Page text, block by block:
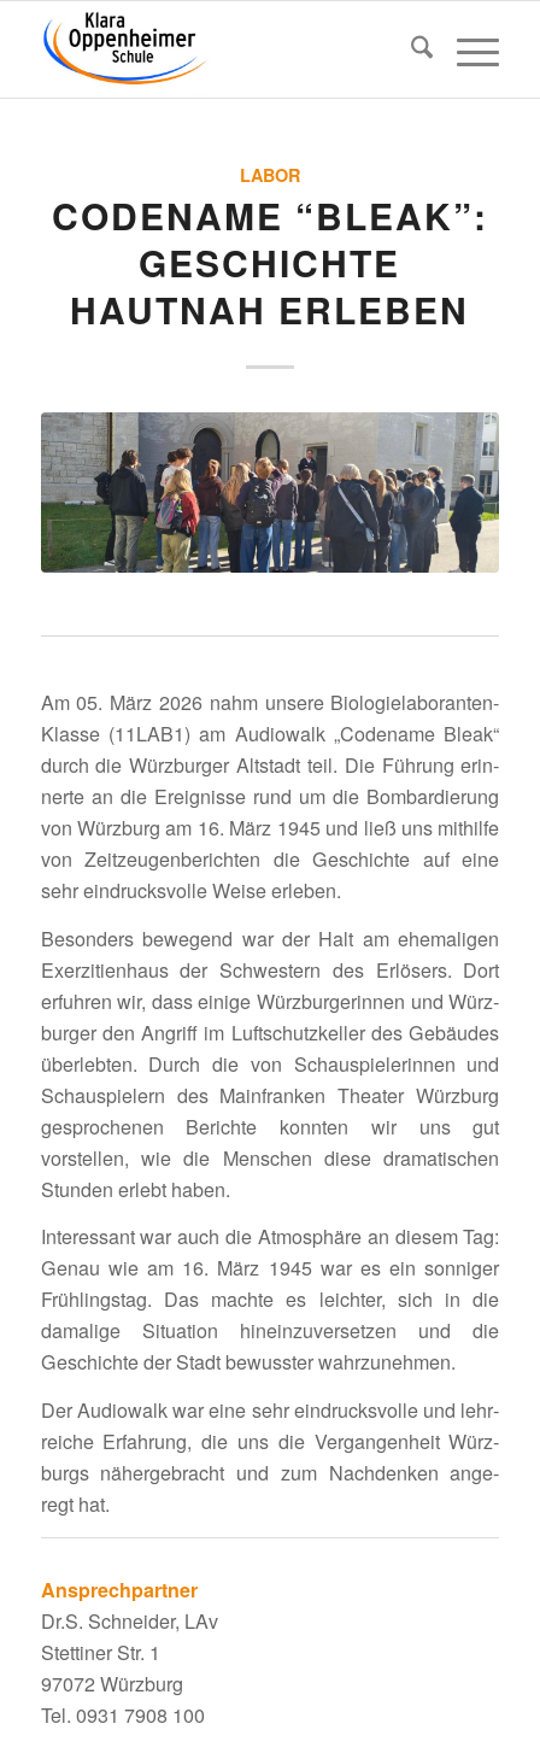
LABOR
CODE­NAME “BLEAK”:
GESCHICHTE
HAUTNAH ERLEBEN
Am 05. März 2026 nahm unsere Biolo­gie­la­bo­ranten-
Klasse (11LAB1) am Audio­walk „Code­name Bleak“
durch die Würz­burger Altstadt teil. Die Führung erin­
nerte an die Ereig­nisse rund um die Bombar­die­rung
von Würz­burg am 16. März 1945 und ließ uns mithilfe
von Zeit­zeu­gen­be­richten die Geschichte auf eine
sehr eindrucks­volle Weise erleben.
Beson­ders bewe­gend war der Halt am ehema­ligen
Exer­zi­ti­en­haus der Schwes­tern des Erlö­sers. Dort
erfuhren wir, dass einige Würz­bur­ge­rinnen und Würz­
burger den Angriff im Luft­schutz­keller des Gebäudes
über­lebten. Durch die von Schau­spie­le­rinnen und
Schau­spie­lern des Main­franken Theater Würz­burg
gespro­chenen Berichte konnten wir uns gut
vorstellen, wie die Menschen diese drama­ti­schen
Stunden erlebt haben.
Inter­es­sant war auch die Atmo­sphäre an diesem Tag:
Genau wie am 16. März 1945 war es ein sonniger
Früh­lingstag. Das machte es leichter, sich in die
dama­lige Situa­tion hinein­zu­ver­setzen und die
Geschichte der Stadt bewusster wahrzunehmen.
Der Audio­walk war eine sehr eindrucks­volle und lehr­
reiche Erfah­rung, die uns die Vergan­gen­heit Würz­
burgs näher­ge­bracht und zum Nach­denken ange­
regt hat.
Ansprech­partner
Dr.S. Schneider, LAv
Stet­tiner Str. 1
97072 Würzburg
Tel. 0931 7908 100